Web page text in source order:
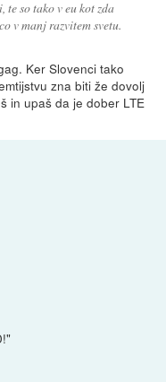
te so tako v eu kot zda
v manj razvitem svetu.
Ker Slovenci tako
zna biti že dovolj
in upaš da je dober LTE